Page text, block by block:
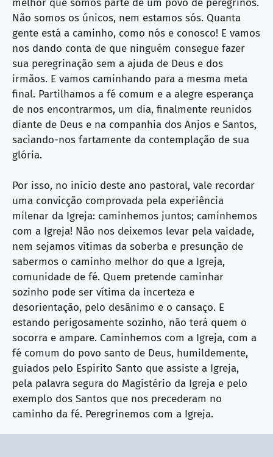
Não somos os únicos, nem estamos sós. Quanta
gente está a caminho, como nós e conosco! E vamos
nos dando conta de que ninguém consegue fazer
sua peregrinação sem a ajuda de Deus e dos
irmãos. E vamos caminhando para a mesma meta
final. Partilhamos a fé comum e a alegre esperança
de nos encontrarmos, um dia, finalmente reunidos
diante de Deus e na companhia dos Anjos e Santos,
saciando-nos fartamente da contemplação de sua
glória.
Por isso, no início deste ano pastoral, vale recordar
uma convicção comprovada pela experiência
milenar da Igreja: caminhemos juntos; caminhemos
com a Igreja! Não nos deixemos levar pela vaidade,
nem sejamos vítimas da soberba e presunção de
sabermos o caminho melhor do que a Igreja,
comunidade de fé. Quem pretende caminhar
sozinho pode ser vítima da incerteza e
desorientação, pelo desânimo e o cansaço. E
estando perigosamente sozinho, não terá quem o
socorra e ampare. Caminhemos com a Igreja, com a
fé comum do povo santo de Deus, humildemente,
guiados pelo Espírito Santo que assiste a Igreja,
pela palavra segura do Magistério da Igreja e pelo
exemplo dos Santos que nos precederam no
caminho da fé. Peregrinemos com a Igreja.